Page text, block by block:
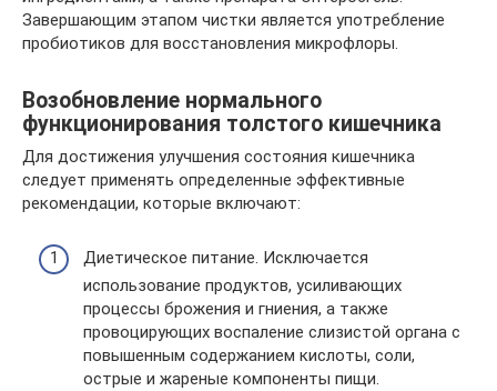
Завершающим этапом чистки является употребление
пробиотиков для восстановления микрофлоры.
Возобновление нормального
функционирования толстого кишечника
Для достижения улучшения состояния кишечника
следует применять определенные эффективные
рекомендации, которые включают:
Диетическое питание. Исключается
использование продуктов, усиливающих
процессы брожения и гниения, а также
провоцирующих воспаление слизистой органа с
повышенным содержанием кислоты, соли,
острые и жареные компоненты пищи.